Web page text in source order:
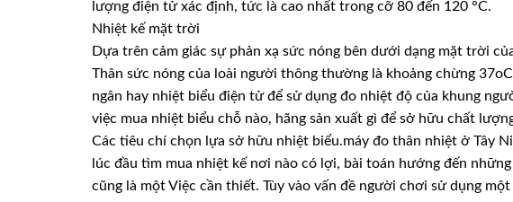
lượng điện tử xác định, tức là cao nhất trong cỡ 80 đến 120 °C.
Nhiệt kế mặt trời
Dựa trên cảm giác sự phản xạ sức nóng bên dưới dạng mặt trời
Thân sức nóng của loài người thông thường là khoảng chừng
ngân hay nhiệt biểu điện tử để sử dụng đo nhiệt độ của khung
việc mua nhiệt biểu chỗ nào, hãng sản xuất gì để sở hữu chất
Các tiêu chí chọn lựa sở hữu nhiệt biểu.máy đo thân nhiệt ở Tây
lúc đầu tìm mua nhiệt kế nơi nào có lợi, bài toán hướng đến
cũng là một Việc cần thiết. Tùy vào vấn đề người chơi sử dụng